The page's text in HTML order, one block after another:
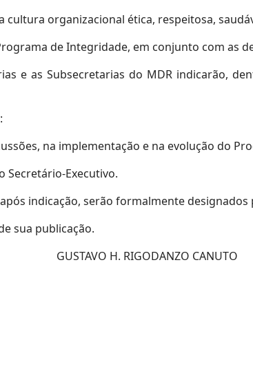
organizacional ética, respeitosa,
de Integridade, em conjunto com as
e as Subsecretarias do MDR indicarão,
na implementação e na evolução do
Secretário-Executivo.
indicação, serão formalmente
sua publicação.
GUSTAVO H. RIGODANZO CANUTO